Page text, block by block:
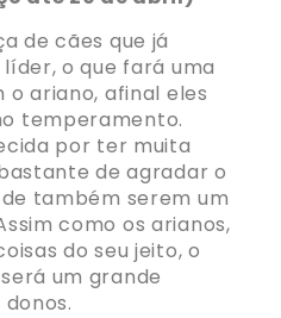
de cães que já
o que fará uma
ariano, afinal eles
temperamento.
por ter muita
de agradar o
também serem um
como os arianos,
do seu jeito, o
um grande